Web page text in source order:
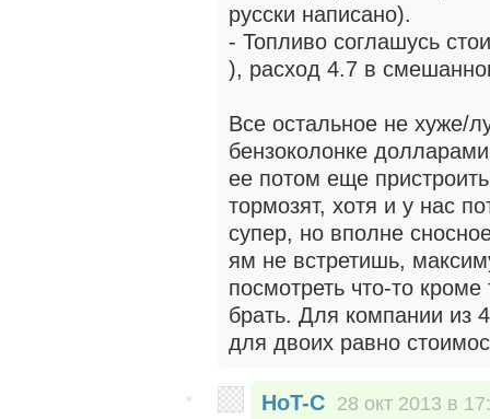
русски написано).
- Топливо соглашусь
), расход 4.7 в
Все остальное не хуже/
бензоколонке
ее потом еще
тормозят, хотя и у нас
супер, но вполне
ям не встретишь,
посмотреть что-то
брать. Для компании из
для двоих равно
HoT-C 28 окт 2013 в